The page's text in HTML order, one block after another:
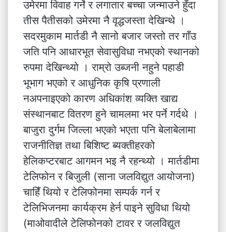
उमेरमा विवाह गर्ने र लगातार बच्चा जन्माउने हुँदा
तीस पैतीसको उमेरमा नै वृद्धजस्ता देखिन्थे ।
सदरमुकाम मार्तडी नै सानो बजार जस्तो तर गाँउ
जति पनि आधारभूत सेवासुविधा नभएको स्थानको
रुपमा देखिन्थ्यो । राम्रो उब्जनी नहुने पहाडी
भूभाग भएको र आधुनिक कृषि प्रणाली
नअपनाइएको कारण अधिकांश व्यक्ति खाद्य
संस्थानबाट वितरण हुने चामलमा भर पर्ने गर्दथे ।
बाजुरा दुर्गम जिल्ला भएको भएता पनि बेलाबेलामा
राजनीतिज्ञ तथा बिशिष्ट ब्यक्तीहरको
हेलिकप्टरबाट आगमन भइ नै रहन्थ्यो । मार्तडीमा
टेलिफोन र बिजुली (साना जलविद्युत आयोजना)
चाहिँ थियो र टेलिफोनमा सम्पर्क गर्न र
टेलिभिजनमा कार्यक्रम हेर्न पाइने सुविधा थियो
(माओवादीले टेलिफोनको टावर र जलविद्युत